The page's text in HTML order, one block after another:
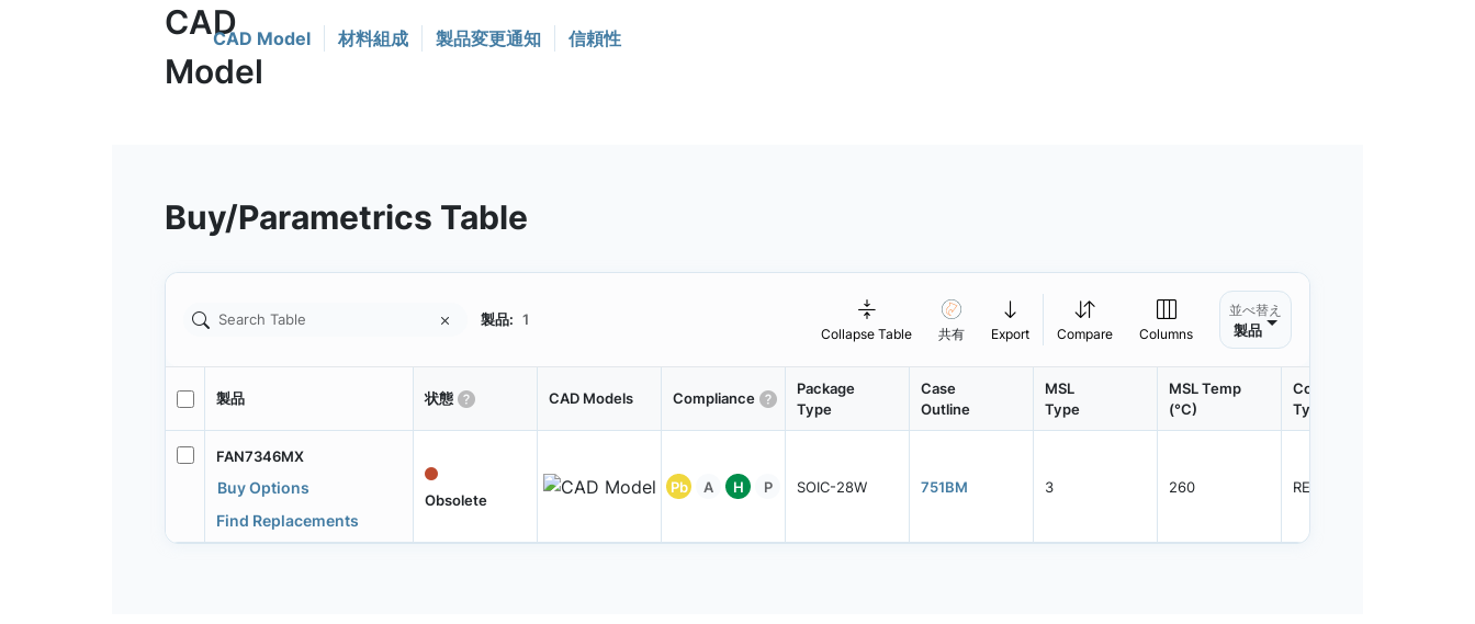
CAD Model 材料組成 製品変更通知 信頼性
Buy/Parametrics Table
製品: 1
Collapse Table 共有 Export Compare Columns
並べ替え
製品
製品 状態 CAD Models Compliance
Package
Type
Case
Outline
MSL
Type
MSL Temp
(°C)
Container
Type
FAN7346MX
Buy Options
Find Replacements
Obsolete
Pb A H P SOIC-28W 751BM 3 260 REEL